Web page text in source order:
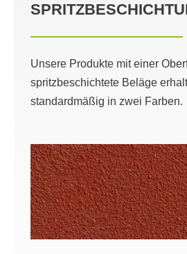
Unsere Produkte mit einer
spritzbeschichtete Beläge
standardmäßig in zwei Farben.